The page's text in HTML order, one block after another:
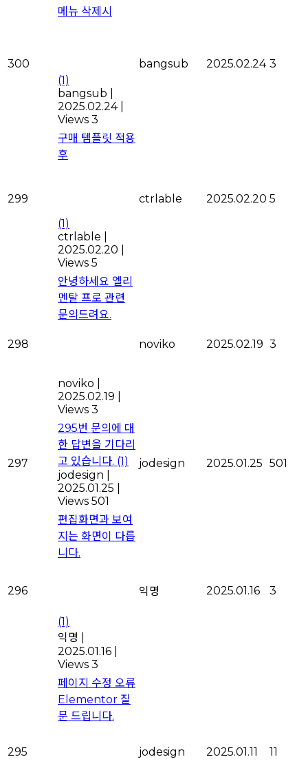
300
메뉴 삭제시
(1)
bangsub
2025.02.24
Views 3
bangsub 2025.02.24 3
299
구매 템플릿 적용
후
(1)
ctrlable
2025.02.20
Views 5
ctrlable 2025.02.20 5
298
안녕하세요 엘리
멘탈 프로 관련
문의드려요.
noviko
2025.02.19
Views 3
noviko 2025.02.19 3
297
295번 문의에 대
한 답변을 기다리
고 있습니다. (1)
jodesign
2025.01.25
Views 501
jodesign 2025.01.25 501
296
편집화면과 보여
지는 화면이 다릅
니다.
(1)
익명
2025.01.16
Views 3
익명 2025.01.16 3
295
페이지 수정 오류
Elementor 질
문 드립니다.
jodesign 2025.01.11 11